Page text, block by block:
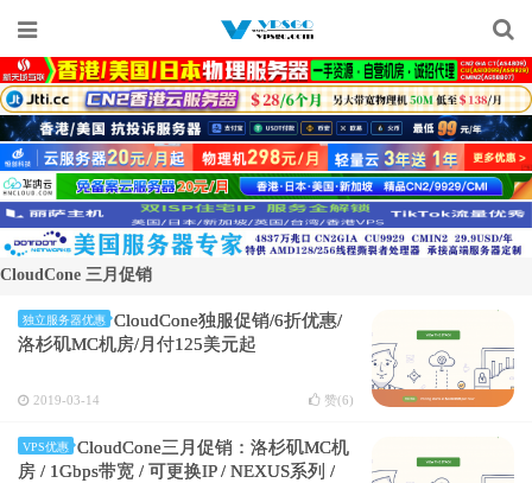
CloudCone 三月促销
独立服务器优惠
CloudCone独服促销/6折优惠/
洛杉矶MC机房/月付125美元起
2019-03-14 赞(6)
VPS优惠
CloudCone三月促销：洛杉矶MC机
房 / 1Gbps带宽 / 可更换IP / NEXUS系列 /